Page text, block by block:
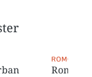
ROMO
Romo